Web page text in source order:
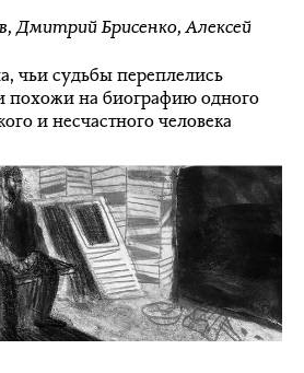
,Дмитрий Брисенко,Алексей
чьи судьбы переплелись
похожи на биографию одного
и несчастного человека